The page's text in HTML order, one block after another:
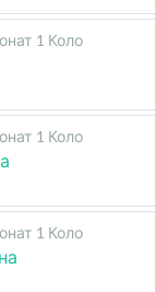
1 Коло
1 Коло
1 Коло